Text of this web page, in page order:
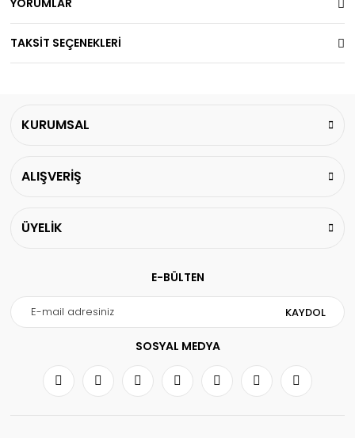
YORUMLAR
TAKSİT SEÇENEKLERİ
KURUMSAL
ALIŞVERİŞ
ÜYELİK
E-BÜLTEN
KAYDOL
SOSYAL MEDYA